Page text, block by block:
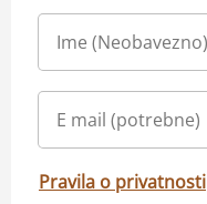
Pravila o privatnosti